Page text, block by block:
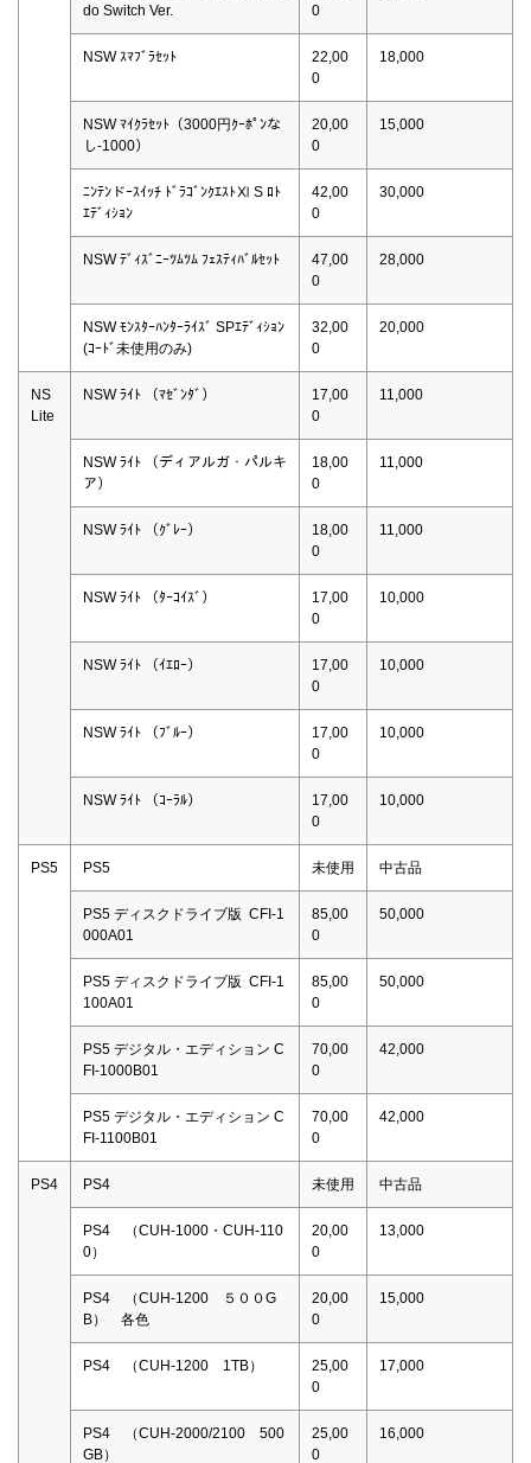
do Switch Ver.
0
NSW ｽﾏﾌﾞﾗｾｯﾄ
22,00
0
18,000
NSW ﾏｲｸﾗｾｯﾄ（3000円ｸｰﾎﾟﾝな
し-1000）
20,00
0
15,000
ﾆﾝﾃﾝドｰｽｲｯﾁ ﾄﾞﾗｺﾞﾝｸｴｽﾄⅪ S ﾛﾄ
ｴﾃﾞｨｼｮﾝ
42,00
0
30,000
NSW ﾃﾞｨｽﾞﾆｰﾂﾑﾂﾑ ﾌｪｽﾃｨﾊﾞﾙｾｯﾄ
47,00
0
28,000
NSW ﾓﾝｽﾀｰﾊﾝﾀｰﾗｲｽﾞ SPｴﾃﾞｨｼｮﾝ
(ｺｰﾄﾞ未使用のみ)
32,00
0
20,000
NS
Lite
NSW ﾗｲﾄ （ﾏｾﾞﾝﾀﾞ）
17,00
0
11,000
NSW ﾗｲﾄ （ディアルガ・パルキ
ア）
18,00
0
11,000
NSW ﾗｲﾄ （ｸﾞﾚｰ）
18,00
0
11,000
NSW ﾗｲﾄ （ﾀｰｺｲｽﾞ）
17,00
0
10,000
NSW ﾗｲﾄ （ｲｴﾛｰ）
17,00
0
10,000
NSW ﾗｲﾄ （ﾌﾞﾙｰ）
17,00
0
10,000
NSW ﾗｲﾄ （ｺｰﾗﾙ）
17,00
0
10,000
PS5 PS5 未使用 中古品
PS5 ディスクドライブ版 CFI-1
000A01
85,00
0
50,000
PS5 ディスクドライブ版 CFI-1
100A01
85,00
0
50,000
PS5 デジタル・エディション C
FI-1000B01
70,00
0
42,000
PS5 デジタル・エディション C
FI-1100B01
70,00
0
42,000
PS4 PS4 未使用 中古品
PS4 （CUH-1000・CUH-110
0）
20,00
0
13,000
PS4 （CUH-1200 ５００G
B） 各色
20,00
0
15,000
PS4 （CUH-1200 1TB）
25,00
0
17,000
PS4 （CUH-2000/2100 500
GB）
25,00
0
16,000